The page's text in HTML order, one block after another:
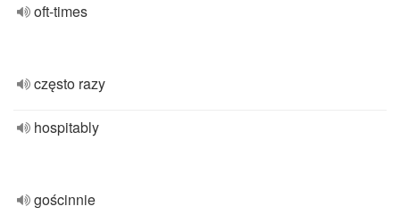
oft-times
często razy
hospitably
gościnnie